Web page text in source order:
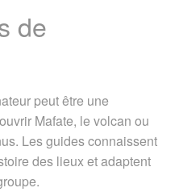
de
peut être une
Mafate, le volcan ou
Les guides connaissent
des lieux et adaptent